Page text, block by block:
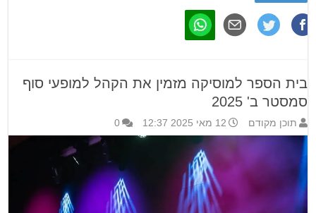
בית הספר למוסיקה מזמין את הקהל למופעי סוף
סמסטר ב' 2025
תוכן מקודם 12 מאי 2025 12:37 0